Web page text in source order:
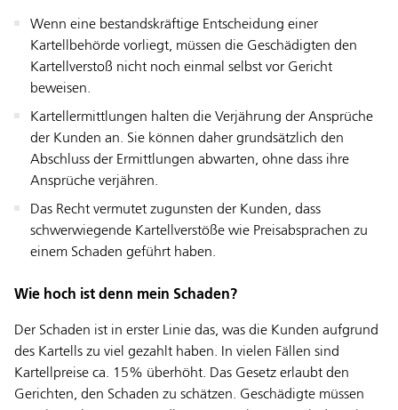
Wenn eine bestandskräftige Entscheidung einer
Kartellbehörde vorliegt, müssen die Geschädigten den
Kartellverstoß nicht noch einmal selbst vor Gericht
beweisen.
Kartellermittlungen halten die Verjährung der Ansprüche
der Kunden an. Sie können daher grundsätzlich den
Abschluss der Ermittlungen abwarten, ohne dass ihre
Ansprüche verjähren.
Das Recht vermutet zugunsten der Kunden, dass
schwerwiegende Kartellverstöße wie Preisabsprachen zu
einem Schaden geführt haben.
Wie hoch ist denn mein Schaden?
Der Schaden ist in erster Linie das, was die Kunden aufgrund
des Kartells zu viel gezahlt haben. In vielen Fällen sind
Kartellpreise ca. 15% überhöht. Das Gesetz erlaubt den
Gerichten, den Schaden zu schätzen. Geschädigte müssen